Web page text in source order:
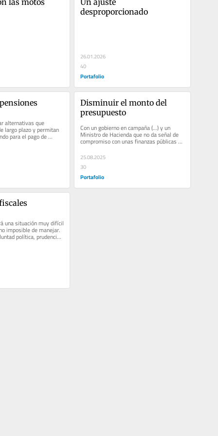
desproporcionado
26.01.2026
40
Portafolio
alternativas que
largo plazo y permitan
para el pago de
Disminuir el monto del
presupuesto
Con un gobierno en campaña (...) y un
Ministro de Hacienda que no da señal de
compromiso con unas finanzas públicas
sanas, el monto es menor.
25.08.2025
30
Portafolio
una situación muy difícil
imposible de manejar.
política, prudencia